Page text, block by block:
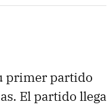
primer partido
El partido llega